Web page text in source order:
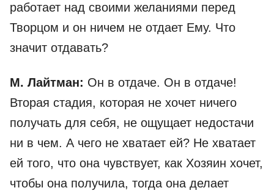
работает над своими желаниями перед
Творцом и он ничем не отдает Ему. Что
значит отдавать?
М. Лайтман: Он в отдаче. Он в отдаче!
Вторая стадия, которая не хочет ничего
получать для себя, не ощущает недостачи
ни в чем. А чего не хватает ей? Не хватает
ей того, что она чувствует, как Хозяин хочет,
чтобы она получила, тогда она делает